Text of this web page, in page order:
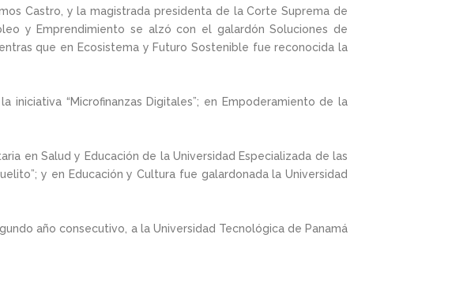
Castro, y la magistrada presidenta de la Corte Suprema de
y Emprendimiento se alzó con el galardón Soluciones de
que en Ecosistema y Futuro Sostenible fue reconocida la
iniciativa “Microfinanzas Digitales”; en Empoderamiento de la
en Salud y Educación de la Universidad Especializada de las
y en Educación y Cultura fue galardonada la Universidad
año consecutivo, a la Universidad Tecnológica de Panamá